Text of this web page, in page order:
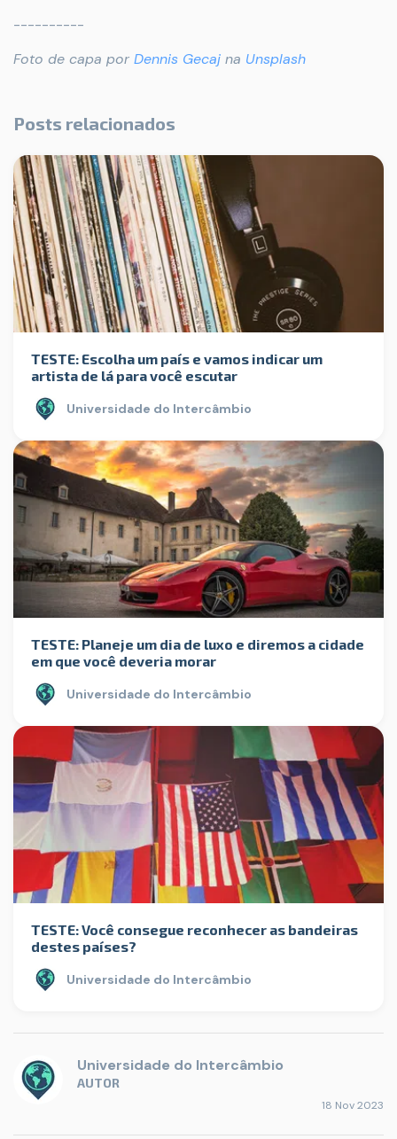
----------
Foto de capa por Dennis Gecaj na Unsplash
Posts relacionados
TESTE: Escolha um país e vamos indicar um
artista de lá para você escutar
Universidade do Intercâmbio
TESTE: Planeje um dia de luxo e diremos a cidade
em que você deveria morar
Universidade do Intercâmbio
TESTE: Você consegue reconhecer as bandeiras
destes países?
Universidade do Intercâmbio
Universidade do Intercâmbio
AUTOR
18 Nov 2023